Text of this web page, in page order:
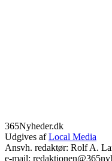
365Nyheder.dk
Udgives afLocal Media
Ansvh. redaktør: Rolf A.
e-mail: